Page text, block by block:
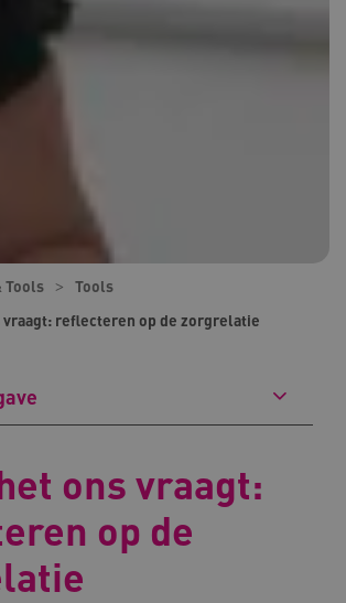
Tools
Tools
vraagt: reflecteren op de zorgrelatie
ons vraagt:
op de